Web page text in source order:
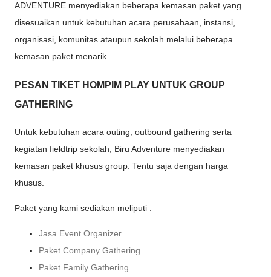
ADVENTURE menyediakan beberapa kemasan paket yang
disesuaikan untuk kebutuhan acara perusahaan, instansi,
organisasi, komunitas ataupun sekolah melalui beberapa
kemasan paket menarik.
PESAN TIKET HOMPIM PLAY UNTUK GROUP
GATHERING
Untuk kebutuhan acara outing, outbound gathering serta
kegiatan fieldtrip sekolah, Biru Adventure menyediakan
kemasan paket khusus group. Tentu saja dengan harga
khusus.
Paket yang kami sediakan meliputi :
Jasa Event Organizer
Paket Company Gathering
Paket Family Gathering